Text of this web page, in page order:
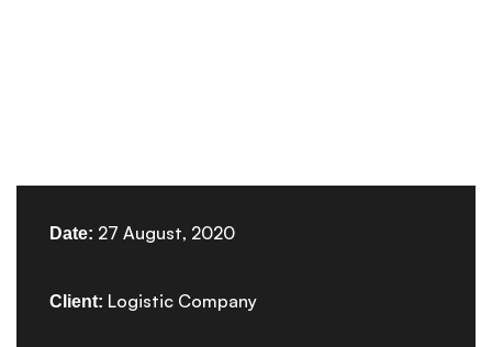
Date: 27 August, 2020
Client: Logistic Company